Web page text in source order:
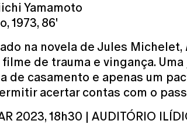
Yamamoto
1973, 86'
na novela de Jules Michelet,
filme de trauma e vingança.
de casamento e apenas um
acertar contas com o
2023, 18h30 | AUDITÓRIO